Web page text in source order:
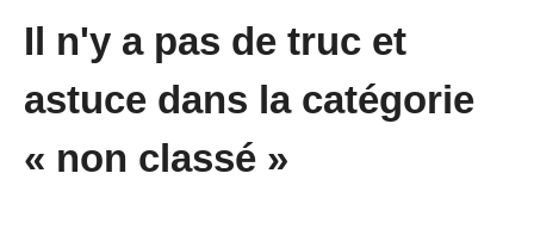
Il n'y a pas de truc et
astuce dans la catégorie
« non classé »